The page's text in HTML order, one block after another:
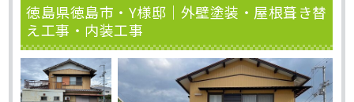
徳島県徳島市・Y様邸｜外壁塗装・屋根葺き替
え工事・内装工事